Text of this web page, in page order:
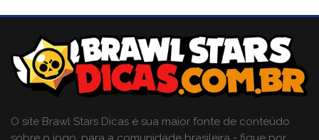
O site Brawl Stars Dicas é sua maior fonte de conteúdo